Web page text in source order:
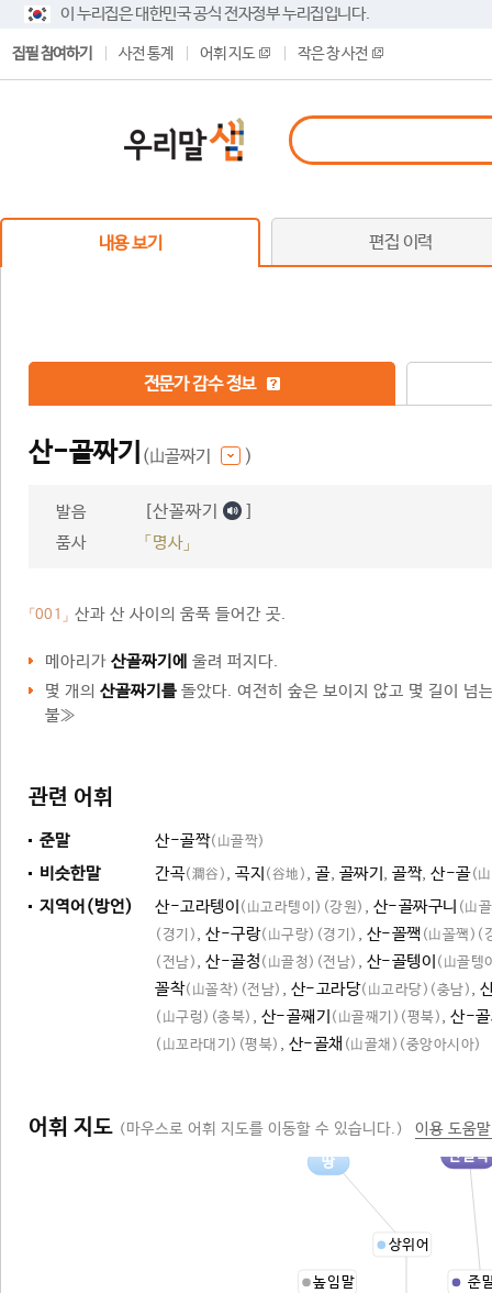
이 누리집은 대한민국 공식 전자정부 누리집입니다.
집필 참여하기 사전 통계 어휘 지도 작은 창 사전
내용 보기 편집 이력
전문가 감수 정보
산-골짜기 (山골짜기 )
발음 [산꼴짜기 ]
품사 「명사」
「001」 산과 산 사이의 움푹 들어간 곳.
메아리가 산골짜기에 울려 퍼지다.
몇 개의 산골짜기를 돌았다. 여전히 숲은 보이지 않고 몇 길이
불≫
관련 어휘
준말 산-골짝(山골짝)
비슷한말 간곡(澗谷) , 곡지 (谷地) , 골, 골짜기 , 골짝, 산-골(
지역어(방언) 산-고라텡이 (山고라텡이) (강원) , 산-골짜구니 (山
(경기) , 산-구랑(山구랑) (경기) , 산-꼴짹 (山꼴짹) (
(전남) , 산-골청 (山골청) (전남) , 산-골텡이 (山골텡
꼴착(山꼴착) (전남) , 산-고라당(山고라당) (충남) ,
(山구렁) (충북) , 산-골째기 (山골째기) (평북) , 산-골
(山꼬라대기) (평북) , 산-골채 (山골채) (중앙아시아)
어휘 지도 (마우스로 어휘 지도를 이동할 수 있습니다.) 이용 도움
땅
상위어
산골짝
준
높임말